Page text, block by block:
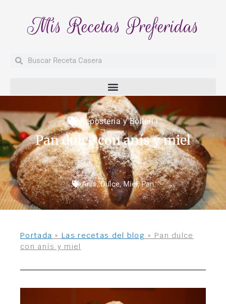
Mis Recetas Preferidas
BuscarBuscar
Repostería y Bollería
Pan dulce con anís y miel
Anís,Dulce,Miel,Pan
Portada » Las recetas del blog » Pan dulce
con anís y miel